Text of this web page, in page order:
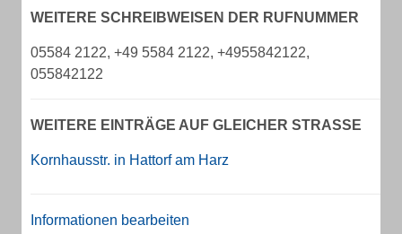
WEITERE SCHREIBWEISEN DER RUFNUMMER
05584 2122, +49 5584 2122, +4955842122,
055842122
WEITERE EINTRÄGE AUF GLEICHER STRASSE
Kornhausstr. in Hattorf am Harz
Informationen bearbeiten